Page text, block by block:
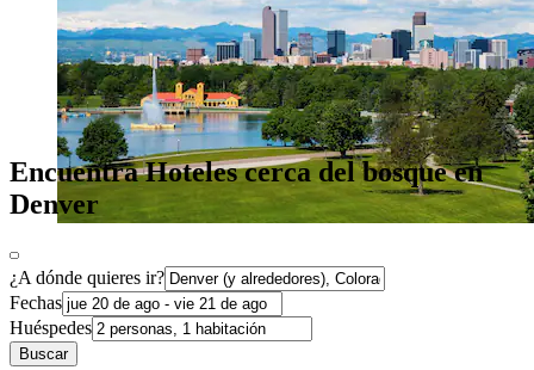
Encuentra Hoteles cerca del bosque en
Denver
¿A dónde quieres ir?
Fechas
Huéspedes
Buscar